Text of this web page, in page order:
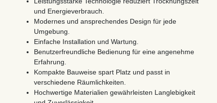
und Energieverbrauch.
Modernes und ansprechendes Design für jede
Umgebung.
Einfache Installation und Wartung.
Benutzerfreundliche Bedienung für eine angenehme
Erfahrung.
Kompakte Bauweise spart Platz und passt in
verschiedene Räumlichkeiten.
Hochwertige Materialien gewährleisten Langlebigkeit